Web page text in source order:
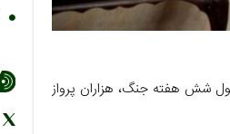
شش هفته جنگ، هزاران پرواز